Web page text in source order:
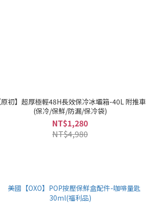
原初】超厚極輕48H長效保冷冰壩箱-40L 附推車
(保冷/保鮮/防漏/保冷袋)
NT$1,280
NT$4,980